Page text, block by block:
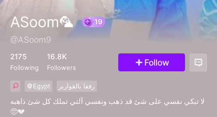
ASoom🦜
@ASoom9
2175
Following
16.8K
Followers Follow
Egypt رفقا بالقوارير
لا تبكي نفسي على شئ قد ذهب ونفسي آلتي تملك كل شئ ذاهبه
🥺💔